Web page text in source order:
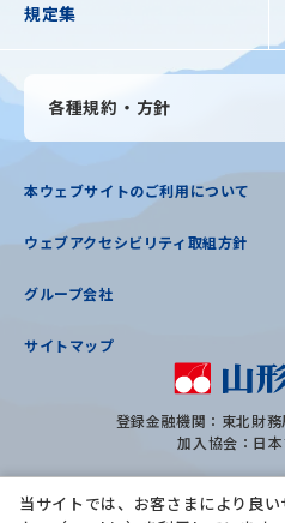
当サイトでは、お客さまにより良
規定集
各種規約・方針
登録金融機関：東北財
加入協会：日
本ウェブサイトのご利用について
ウェブアクセシビリティ取組方針
グループ会社
サイトマップ